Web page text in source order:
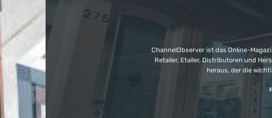
ChannelObserver ist das Online-
Retailer, Etailer, Distributoren und
heraus, der die